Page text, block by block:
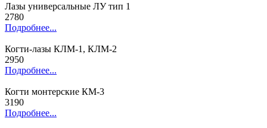
Лазы универсальные ЛУ тип 1
2780
Подробнее...
Когти-лазы КЛМ-1, КЛМ-2
2950
Подробнее...
Когти монтерские КМ-3
3190
Подробнее...